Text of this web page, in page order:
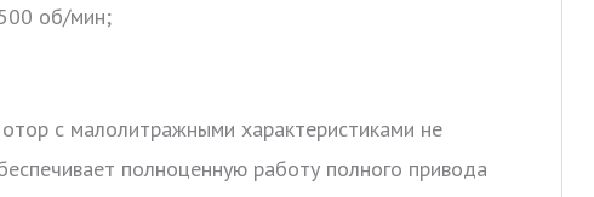
об/мин;
с малолитражными характеристиками не
полноценную работу полного привода